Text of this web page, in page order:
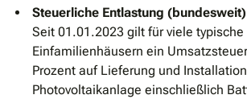
Steuerliche Entlastung
Seit 01.01.2023 gilt für viele
Einfamilienhäusern ein
Prozent auf Lieferung und
Photovoltaikanlage einschließlich